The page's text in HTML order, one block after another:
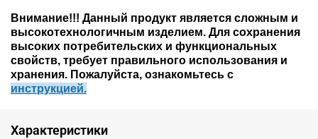
Внимание!!! Данный продукт является сложным и
высокотехнологичным изделием. Для сохранения
высоких потребительских и функциональных
свойств, требует правильного использования и
хранения. Пожалуйста, ознакомьтесь c
инструкцией.
Характеристики